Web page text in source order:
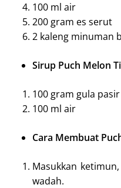
100 ml air
200 gram es serut
2 kaleng minuman
Sirup Puch Melon
100 gram gula pasir
100 ml air
Cara Membuat
Masukkan
wadah.